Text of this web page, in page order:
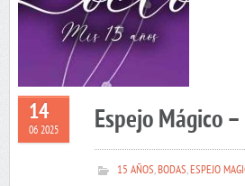
14
06 2025 Espejo Mágico –
15 AÑOS,BODAS,ESPEJO